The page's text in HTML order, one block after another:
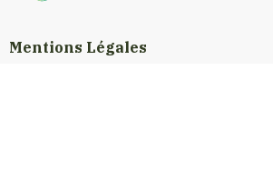
Mentions Légales